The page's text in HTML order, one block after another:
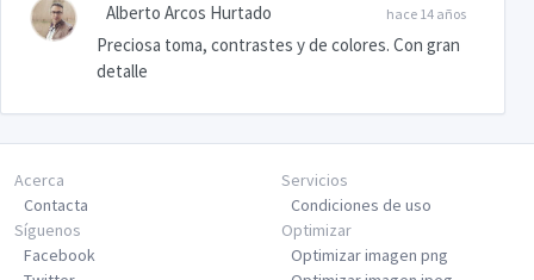
hace 14 años
Alberto Arcos Hurtado
Preciosa toma, contrastes y de colores. Con gran
detalle
Acerca
Contacta
Servicios
Condiciones de uso
Síguenos
Facebook
Optimizar
Optimizar imagen png